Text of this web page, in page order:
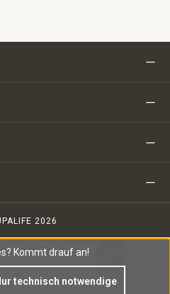
2026
Kommt drauf an!
technisch notwendige